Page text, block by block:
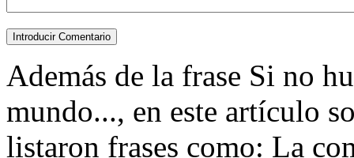
Además de la frase Si no
mundo..., en este artículo
listaron frases como: La